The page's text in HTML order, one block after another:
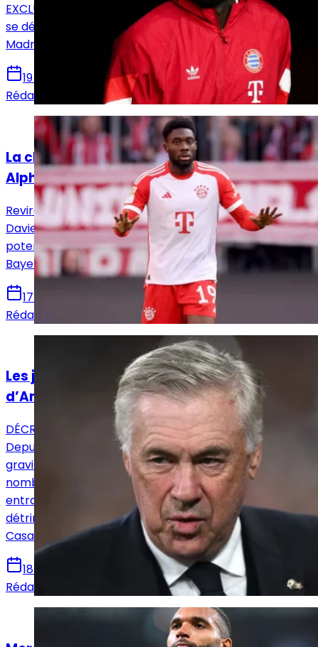
EXCLUSIF - Le dossier Alphonso Davies est en train de
se décanter dans la mauvaise direction pour le Real
Madrid.
19 janvier 2025
Rédaction Le Journal du Real
Actualités
La clim pour le Real Madrid dans le dossier
Alphonso Davies ?
Revirement de situation dans le dossier Alphonso
Davies. Alors que les derniers échos faisaient état d'un
potentiel accord prochain avec le Real Madrid, le
Bayern a finalement pris les devants.
17 janvier 2025
Rédaction Le Journal du Real
Les joueurs du Real Madrid en sauveurs
d’Ancelotti
DÉCRYPTAGE - Raul, Zidane ou encore Xabi Alonso.
Depuis maintenant quelques semaines, ces noms
gravitent autour de la planète madrilène, de
nombreux Madridistas rêvant que l’un de ces trois
entraîneurs atterrisse sur le banc du Real Madrid au
détriment d’un certain Ancelotti. Mais le vestiaire de la
Casa Blanca ne l'entend pas de cette oreille.
18 novembre 2024
Rédaction Le Journal du Real
Actualités